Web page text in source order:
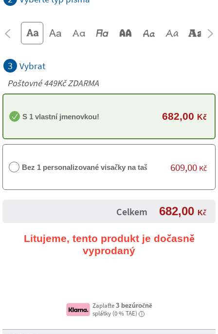
3 Vybrat
Poštovné 449Kč ZDARMA
S 1 vlastní jmenovkou! 682,00 Kč
Bez 1 personalizované visačky na tašku 609,00 Kč
Celkem 682,00 Kč
Litujeme, tento produkt je dočasně
vyprodaný
Zaplaťte 3 bezúročně
splátky (0 % TAE) i